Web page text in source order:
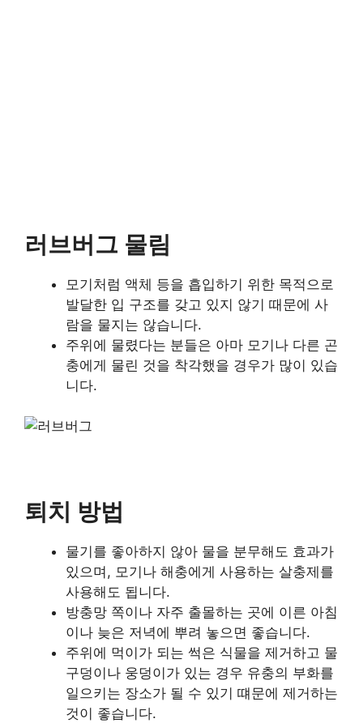
러브버그 물림
모기처럼 액체 등을 흡입하기 위한 목적으로
발달한 입 구조를 갖고 있지 않기 때문에 사
람을 물지는 않습니다.
주위에 물렸다는 분들은 아마 모기나 다른 곤
충에게 물린 것을 착각했을 경우가 많이 있습
니다.
퇴치 방법
물기를 좋아하지 않아 물을 분무해도 효과가
있으며, 모기나 해충에게 사용하는 살충제를
사용해도 됩니다.
방충망 쪽이나 자주 출몰하는 곳에 이른 아침
이나 늦은 저녁에 뿌려 놓으면 좋습니다.
주위에 먹이가 되는 썩은 식물을 제거하고 물
구덩이나 웅덩이가 있는 경우 유충의 부화를
일으키는 장소가 될 수 있기 떄문에 제거하는
것이 좋습니다.